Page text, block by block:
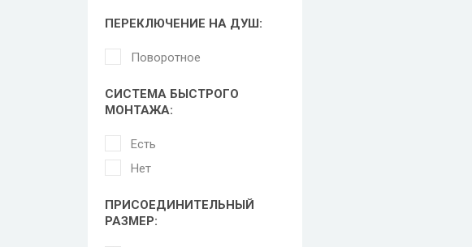
ПЕРЕКЛЮЧЕНИЕ НА ДУШ:
Поворотное
СИСТЕМА БЫСТРОГО
МОНТАЖА:
Есть
Нет
ПРИСОЕДИНИТЕЛЬНЫЙ
РАЗМЕР: